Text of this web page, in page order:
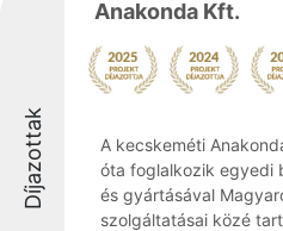
Díjazottak
Anakonda Kft.
A kecskeméti
óta foglalkozik egyedi
és gyártásával
szolgáltatásai közé